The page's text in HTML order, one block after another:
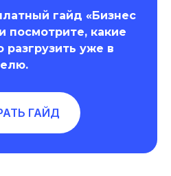
гайд «Бизнес
посмотрите, какие
уже в
ГАЙД